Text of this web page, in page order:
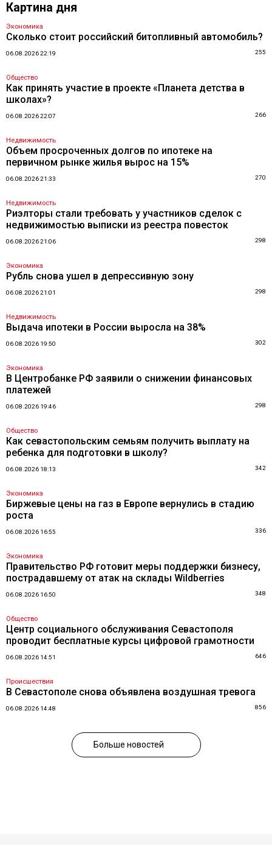
Картина дня
Экономика
Сколько стоит российский битопливный автомобиль?
06.08.2026 22:19 255
Общество
Как принять участие в проекте «Планета детства в
школах»?
06.08.2026 22:07 266
Недвижимость
Объем просроченных долгов по ипотеке на
первичном рынке жилья вырос на 15%
06.08.2026 21:33 270
Недвижимость
Риэлторы стали требовать у участников сделок с
недвижимостью выписки из реестра повесток
06.08.2026 21:06 298
Экономика
Рубль снова ушел в депрессивную зону
06.08.2026 21:01 298
Недвижимость
Выдача ипотеки в России выросла на 38%
06.08.2026 19:50 302
Экономика
В Центробанке РФ заявили о снижении финансовых
платежей
06.08.2026 19:46 298
Общество
Как севастопольским семьям получить выплату на
ребенка для подготовки в школу?
06.08.2026 18:13 342
Экономика
Биржевые цены на газ в Европе вернулись в стадию
роста
06.08.2026 16:55 336
Экономика
Правительство РФ готовит меры поддержки бизнесу,
пострадавшему от атак на склады Wildberries
06.08.2026 16:50 348
Общество
Центр социального обслуживания Севастополя
проводит бесплатные курсы цифровой грамотности
06.08.2026 14:51 646
Происшествия
В Севастополе снова объявлена воздушная тревога
06.08.2026 14:48 856
Больше новостей